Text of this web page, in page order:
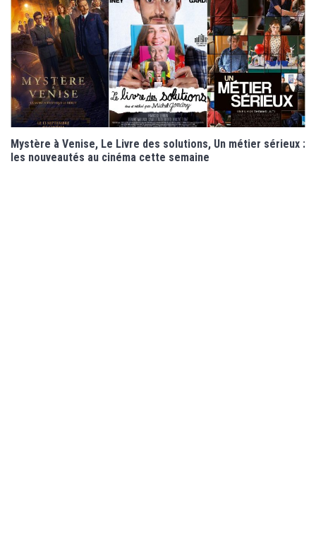
Mystère à Venise, Le Livre des solutions, Un métier sérieux :
les nouveautés au cinéma cette semaine